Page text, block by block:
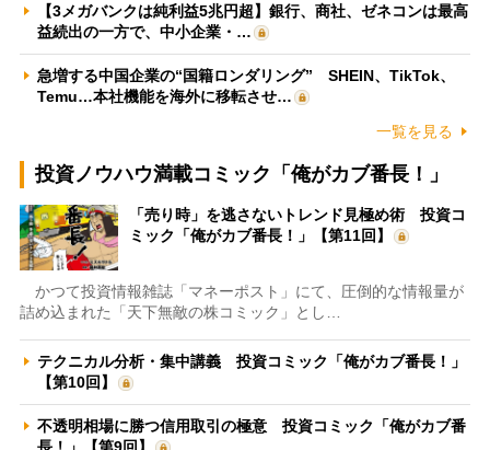
【3メガバンクは純利益5兆円超】銀行、商社、ゼネコンは最高
益続出の一方で、中小企業・…
急増する中国企業の“国籍ロンダリング” SHEIN、TikTok、
Temu…本社機能を海外に移転させ…
一覧を見る
投資ノウハウ満載コミック「俺がカブ番長！」
「売り時」を逃さないトレンド見極め術 投資コ
ミック「俺がカブ番長！」【第11回】
かつて投資情報雑誌「マネーポスト」にて、圧倒的な情報量が
詰め込まれた「天下無敵の株コミック」とし…
テクニカル分析・集中講義 投資コミック「俺がカブ番長！」
【第10回】
不透明相場に勝つ信用取引の極意 投資コミック「俺がカブ番
長！」【第9回】